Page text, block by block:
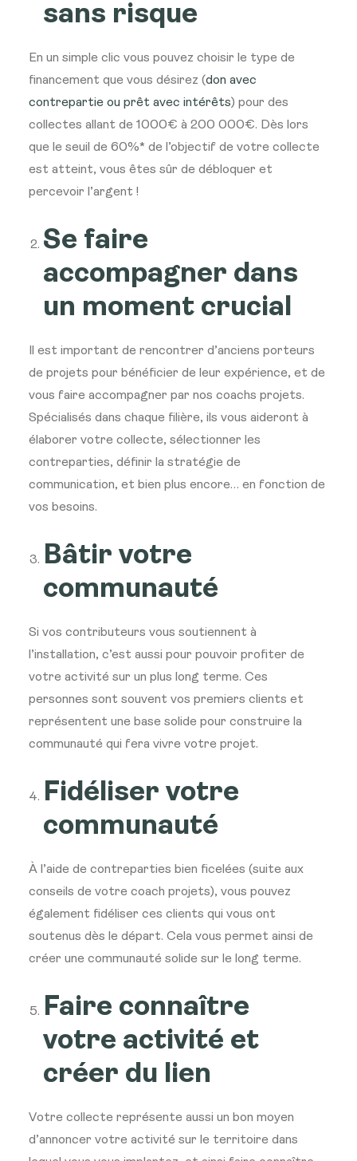
sans risque
En un simple clic vous pouvez choisir le type de
financement que vous désirez (don avec
contrepartie ou prêt avec intérêts) pour des
collectes allant de 1000€ à 200 000€. Dès lors
que le seuil de 60%* de l’objectif de votre collecte
est atteint, vous êtes sûr de débloquer et
percevoir l’argent !
Se faire
accompagner dans
un moment crucial
Il est important de rencontrer d’anciens porteurs
de projets pour bénéficier de leur expérience, et de
vous faire accompagner par nos coachs projets.
Spécialisés dans chaque filière, ils vous aideront à
élaborer votre collecte, sélectionner les
contreparties, définir la stratégie de
communication, et bien plus encore… en fonction de
vos besoins.
Bâtir votre
communauté
Si vos contributeurs vous soutiennent à
l’installation, c’est aussi pour pouvoir profiter de
votre activité sur un plus long terme. Ces
personnes sont souvent vos premiers clients et
représentent une base solide pour construire la
communauté qui fera vivre votre projet.
Fidéliser votre
communauté
À l’aide de contreparties bien ficelées (suite aux
conseils de votre coach projets), vous pouvez
également fidéliser ces clients qui vous ont
soutenus dès le départ. Cela vous permet ainsi de
créer une communauté solide sur le long terme.
Faire connaître
votre activité et
créer du lien
Votre collecte représente aussi un bon moyen
d’annoncer votre activité sur le territoire dans